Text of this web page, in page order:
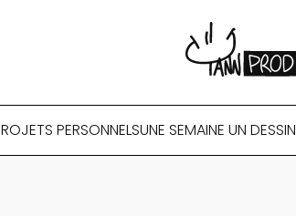
PERSONNELSUNE SEMAINE UN DESSIN